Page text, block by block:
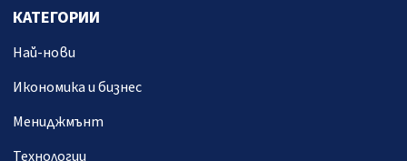
КАТЕГОРИИ
Най-нови
Икономика и бизнес
Мениджмънт
Технологии